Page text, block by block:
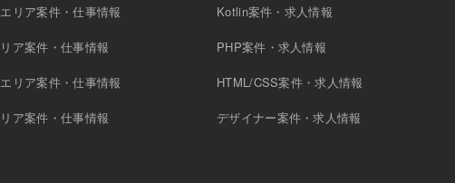
リア案件・仕事情報
ア案件・仕事情報
リア案件・仕事情報
ア案件・仕事情報
Kotlin案件・求人情報
PHP案件・求人情報
HTML/CSS案件・求人情報
デザイナー案件・求人情報